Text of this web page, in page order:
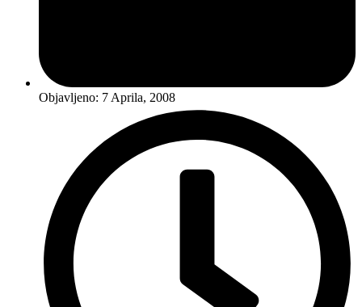
Objavljeno: 7 Aprila, 2008